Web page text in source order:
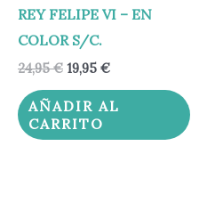
REY FELIPE VI – EN
COLOR S/C.
24,95€ 19,95 €
AÑADIR AL
CARRITO